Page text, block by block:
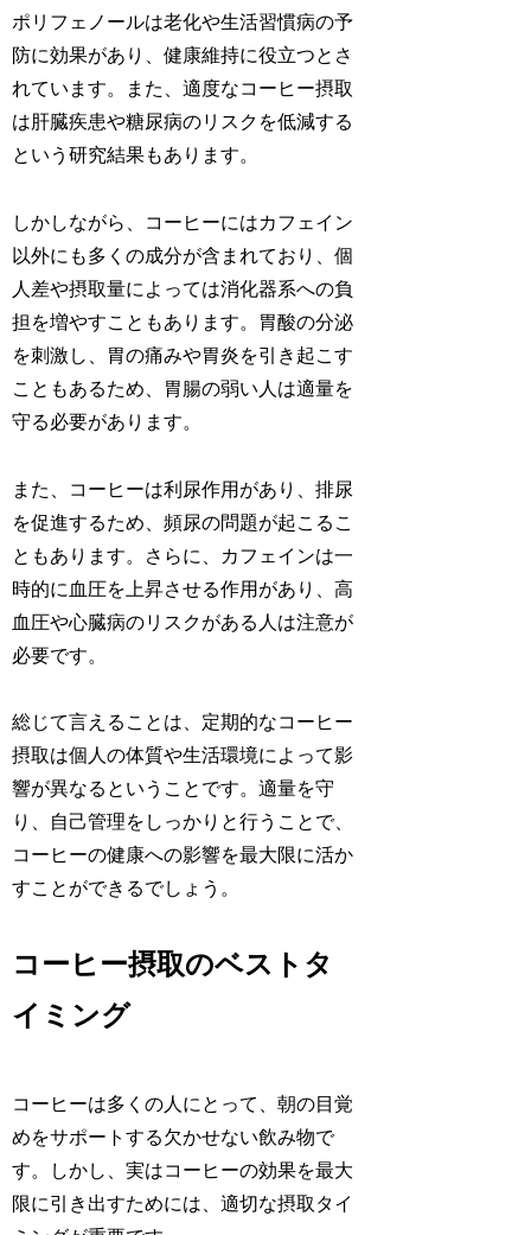
ポリフェノールは老化や生活習慣病の予
防に効果があり、健康維持に役立つとさ
れています。また、適度なコーヒー摂取
は肝臓疾患や糖尿病のリスクを低減する
という研究結果もあります。
しかしながら、コーヒーにはカフェイン
以外にも多くの成分が含まれており、個
人差や摂取量によっては消化器系への負
担を増やすこともあります。胃酸の分泌
を刺激し、胃の痛みや胃炎を引き起こす
こともあるため、胃腸の弱い人は適量を
守る必要があります。
また、コーヒーは利尿作用があり、排尿
を促進するため、頻尿の問題が起こるこ
ともあります。さらに、カフェインは一
時的に血圧を上昇させる作用があり、高
血圧や心臓病のリスクがある人は注意が
必要です。
総じて言えることは、定期的なコーヒー
摂取は個人の体質や生活環境によって影
響が異なるということです。適量を守
り、自己管理をしっかりと行うことで、
コーヒーの健康への影響を最大限に活か
すことができるでしょう。
コーヒー摂取のベストタ
イミング
コーヒーは多くの人にとって、朝の目覚
めをサポートする欠かせない飲み物で
す。しかし、実はコーヒーの効果を最大
限に引き出すためには、適切な摂取タイ